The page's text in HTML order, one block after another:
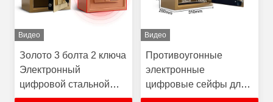
Видео
Золото 3 болта 2 ключа
Электронный
цифровой стальной
сейф 8.5L
Видео
Противоугонные
электронные
цифровые сейфы для
дома с полноцифровой